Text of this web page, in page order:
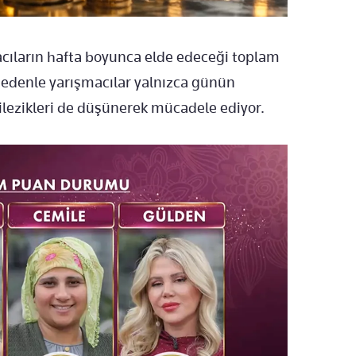
hafta boyunca elde edeceği toplam
yarışmacılar yalnızca günün
de düşünerek mücadele ediyor.